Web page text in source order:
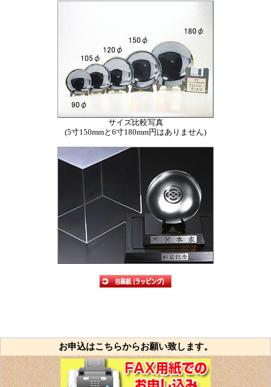
サイズ比較写真
(5寸150mmと6寸180mm円はありません)
お申込はこちらからお願い致します。